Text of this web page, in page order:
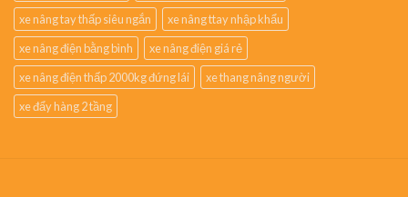
xe nâng tay thấp siêu ngắn
xe nâng ttay nhập khẩu
xe nâng điện bằng bình
xe nâng điện giá rẻ
xe nâng điện thấp 2000kg đứng lái
xe thang nâng người
xe đẩy hàng 2 tầng